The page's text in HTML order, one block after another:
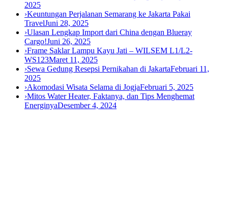
2025
›Keuntungan Perjalanan Semarang ke Jakarta Pakai
TravelJuni 28, 2025
›Ulasan Lengkap Import dari China dengan Blueray
Cargo!Juni 26, 2025
›Frame Saklar Lampu Kayu Jati – WILSEM L1/L2-
WS123Maret 11, 2025
›Sewa Gedung Resepsi Pernikahan di JakartaFebruari 11,
2025
›Akomodasi Wisata Selama di JogjaFebruari 5, 2025
›Mitos Water Heater, Faktanya, dan Tips Menghemat
EnerginyaDesember 4, 2024